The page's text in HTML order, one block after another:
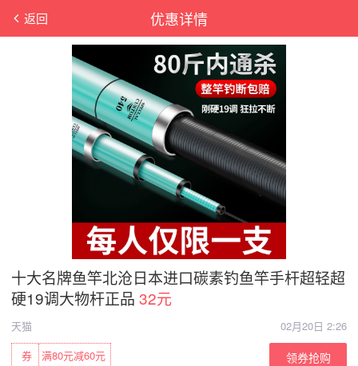
优惠详情
返回
十大名牌鱼竿北沧日本进口碳素钓鱼竿手杆超轻超
硬19调大物杆正品 32元
天猫
02月20日 2:26
满80元减60元
券 领券抢购